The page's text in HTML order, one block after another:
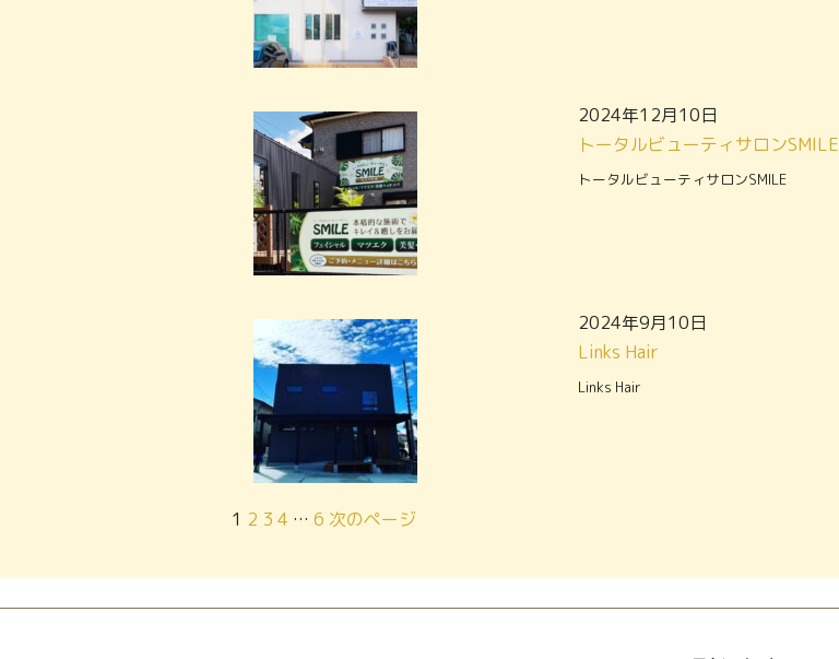
2024年12月10日
トータルビューティサロンSMILE
トータルビューティサロンSMILE
2024年9月10日
Links Hair
Links Hair
1 2 3 4 … 6 次のページ